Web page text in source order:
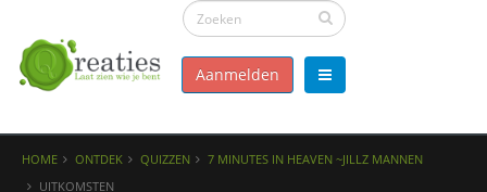
Aanmelden
HOME ONTDEK QUIZZEN
7 MINUTES IN HEAVEN ~JILLZ MANNEN
UITKOMSTEN